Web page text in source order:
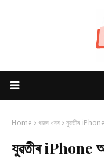
Home গজব খবৰ যুৱতীৰ
যুৱতীৰ iPhone